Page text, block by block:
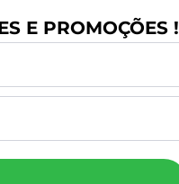
E PROMOÇÕES !